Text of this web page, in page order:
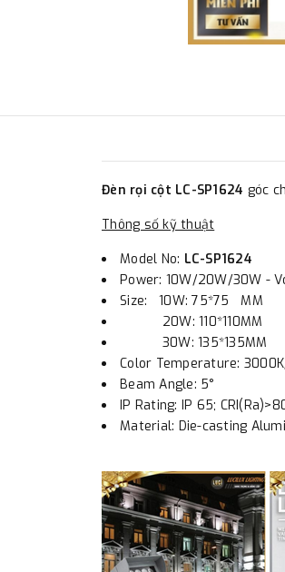
Đèn rọi cột LC-SP1624 góc
Thông số kỹ thuật
Model No: LC-SP1624
Power: 10W/20W/30W -
Size: 10W: 75*75 MM
20W: 110*110MM
30W: 135*135MM
Color Temperature:
Beam Angle: 5°
IP Rating: IP 65;
Material: Die-casting